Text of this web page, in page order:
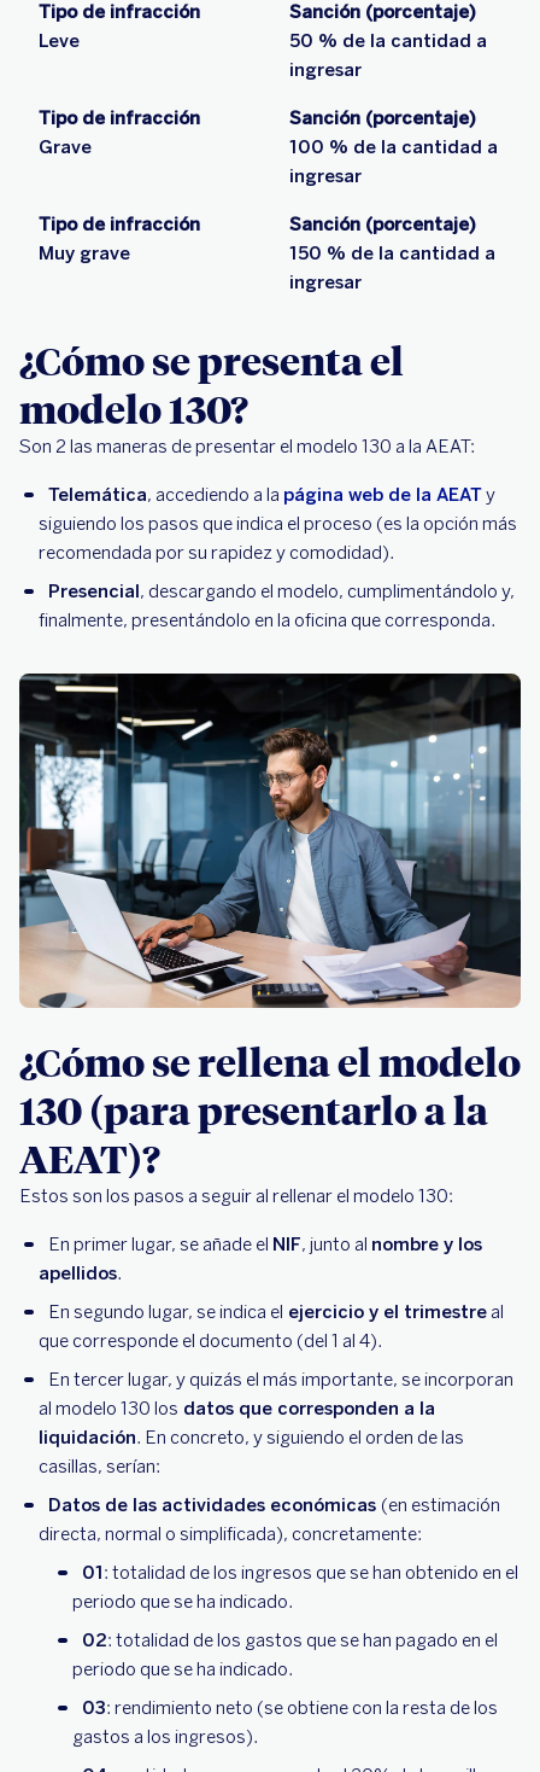
Tipo de infracción
Leve
Sanción (porcentaje)
50 % de la cantidad a
ingresar
Tipo de infracción
Grave
Sanción (porcentaje)
100 % de la cantidad a
ingresar
Tipo de infracción
Muy grave
Sanción (porcentaje)
150 % de la cantidad a
ingresar
¿Cómo se presenta el
modelo 130?
Son 2 las maneras de presentar el modelo 130 a la AEAT:
Telemática, accediendo a la página web de la AEATy
siguiendo los pasos que indica el proceso (es la opción más
recomendada por su rapidez y comodidad).
Presencial, descargando el modelo, cumplimentándolo y,
finalmente, presentándolo en la oficina que corresponda.
¿Cómo se rellena el modelo
130 (para presentarlo a la
AEAT)?
Estos son los pasos a seguir al rellenar el modelo 130:
En primer lugar, se añade el NIF, junto al nombre y los
apellidos.
En segundo lugar, se indica el ejercicio y el trimestre al
que corresponde el documento (del 1 al 4).
En tercer lugar, y quizás el más importante, se incorporan
al modelo 130 los datos que corresponden a la
liquidación. En concreto, y siguiendo el orden de las
casillas, serían:
Datos de las actividades económicas (en estimación
directa, normal o simplificada), concretamente:
01 : totalidad de los ingresos que se han obtenido en el
periodo que se ha indicado.
02: totalidad de los gastos que se han pagado en el
periodo que se ha indicado.
03: rendimiento neto (se obtiene con la resta de los
gastos a los ingresos).